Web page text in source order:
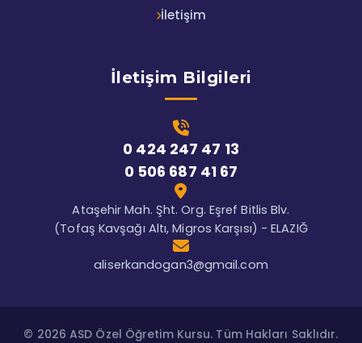
İletişim
İletişim Bilgileri
0 424 247 47 13
0 506 687 41 67
Ataşehir Mah. Şht. Org. Eşref Bitlis Blv.
(Tofaş Kavşağı Altı, Migros Karşısı) - ELAZIĞ
aliserkandogan3@gmail.com
© 2026 ASD Özel Öğretim Kursu. Tüm Hakları Saklıdır.